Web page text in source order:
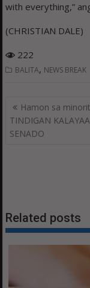
with everything,”
(CHRISTIAN DALE)
222
BALITA, NEWS BREAK
Post
navigation
Hamon sa
TINDIGAN
SENADO
Related posts